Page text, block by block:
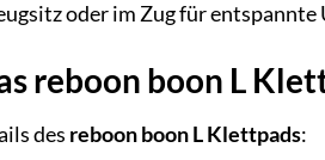
oder im Zug für
reboon boon L
des reboon boon L Klettpads: